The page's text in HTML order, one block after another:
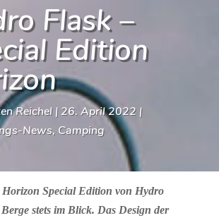
Flask –
Edition
Reichel|26. April 2022|
News, Camping
Horizon Special Edition von Hydro
stets im Blick. Das Design der